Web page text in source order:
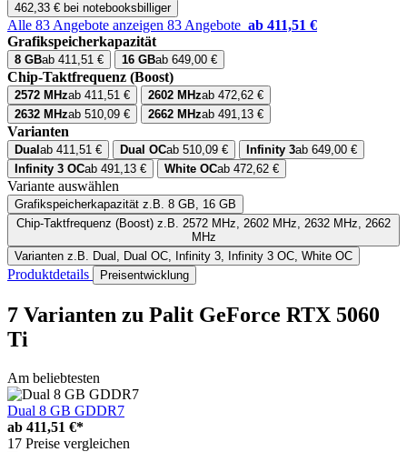
462,33 € bei notebooksbilliger
Alle 83 Angebote anzeigen 83 Angebote ab 411,51 €
Grafikspeicherkapazität
8 GBab 411,51 € 16 GBab 649,00 €
Chip-Taktfrequenz (Boost)
2572 MHzab 411,51 € 2602 MHzab 472,62 €
2632 MHzab 510,09 € 2662 MHzab 491,13 €
Varianten
Dual ab 411,51 € Dual OCab 510,09 € Infinity 3ab 649,00 €
Infinity 3 OCab 491,13 € White OCab 472,62 €
Variante auswählen
Grafikspeicherkapazität z.B. 8 GB, 16 GB
Chip-Taktfrequenz (Boost)
MHz
Varianten z.B. Dual, Dual OC, Infinity 3, Infinity 3 OC, White OC
Produktdetails Preisentwicklung
7 Varianten zu Palit GeForce RTX 5060
Ti
Am beliebtesten
Dual 8 GB GDDR7
ab 411,51 €*
17 Preise vergleichen